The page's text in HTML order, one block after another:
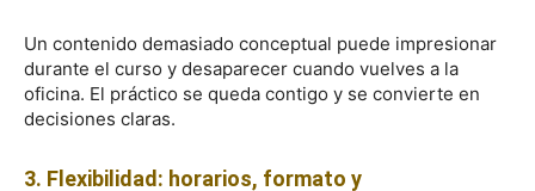
Un contenido demasiado conceptual puede impresionar
durante el curso y desaparecer cuando vuelves a la
oficina. El práctico se queda contigo y se convierte en
decisiones claras.
3. Flexibilidad: horarios, formato y